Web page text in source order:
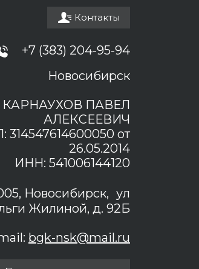
Контакты
+7 (383) 204-95-94
Новосибирск
КАРНАУХОВ ПАВЕЛ
АЛЕКСЕЕВИЧ
от
26.05.2014
ИНН: 541006144120
Новосибирск, ул
Жилиной, д. 92Б
bgk-nsk@mail.ru